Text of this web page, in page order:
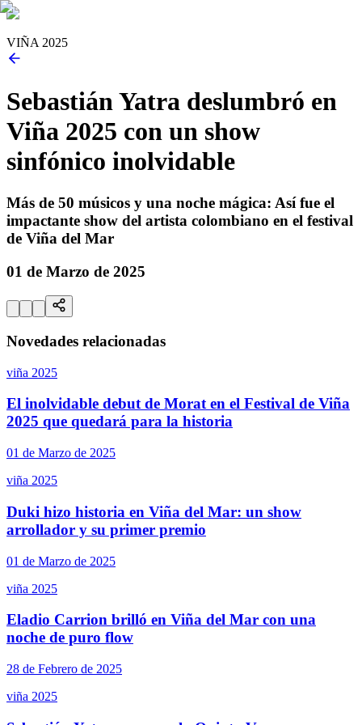
VIÑA 2025
Sebastián Yatra deslumbró en
Viña 2025 con un show
sinfónico inolvidable
Más de 50 músicos y una noche mágica: Así fue el
impactante show del artista colombiano en el festival
de Viña del Mar
01 de Marzo de 2025
Novedades relacionadas
viña 2025
El inolvidable debut de Morat en el Festival de Viña
2025 que quedará para la historia
01 de Marzo de 2025
viña 2025
Duki hizo historia en Viña del Mar: un show
arrollador y su primer premio
01 de Marzo de 2025
viña 2025
Eladio Carrion brilló en Viña del Mar con una
noche de puro flow
28 de Febrero de 2025
viña 2025